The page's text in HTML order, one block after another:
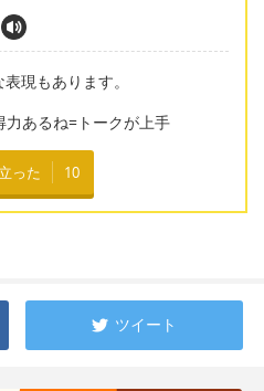
現もあります。
あるね=トークが上手
った 10
ツイート